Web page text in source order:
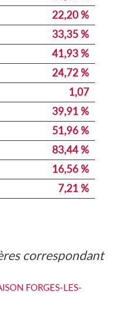
22,20 %
33,35 %
41,93 %
24,72 %
1,07
39,91 %
51,96 %
83,44 %
16,56 %
7,21 %
FORGES-LES-